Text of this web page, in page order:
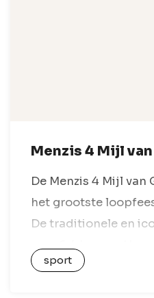
Menzis 4 Mijl
De Menzis 4 Mijl
het grootste
De traditionele en
hartje Groningen.
sport